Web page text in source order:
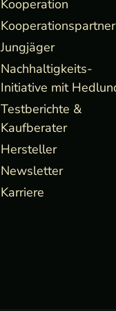
Kooperation
Kooperationspartner
Jungjäger
Nachhaltigkeits-
Initiative mit
Testberichte &
Kaufberater
Hersteller
Newsletter
Karriere